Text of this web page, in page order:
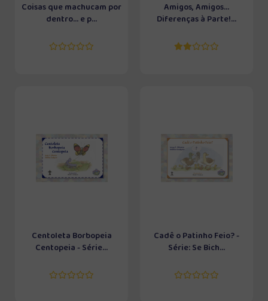
Coisas que machucam por
dentro... e p...
Amigos, Amigos...
Diferenças à Parte!...
Centoleta Borbopeia
Centopeia - Série...
Cadê o Patinho Feio? -
Série: Se Bich...